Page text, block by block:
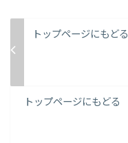
トップページにもどる
トップページにもどる